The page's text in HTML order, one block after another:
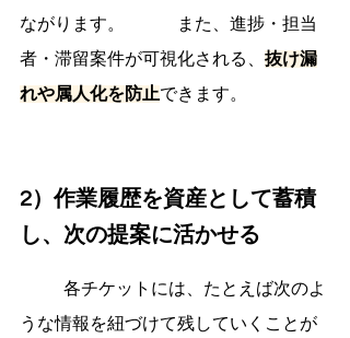
ながります。　　　また、進捗・担当
者・滞留案件が可視化される、 抜け漏
れや属人化を防止できます。
2）作業履歴を資産として蓄積
し、次の提案に活かせる
うな情報を紐づけて残していくことが